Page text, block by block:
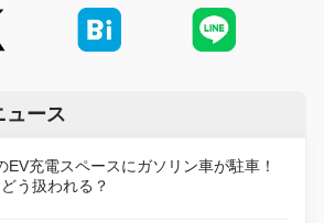
ュース
EV充電スペースにガソリン車が駐車！
う扱われる？